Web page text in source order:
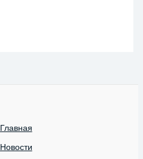
Главная
Новости